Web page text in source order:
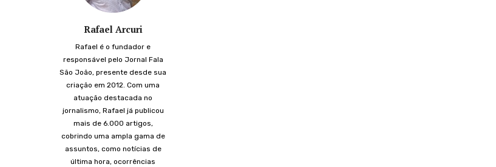
Rafael Arcuri
Rafael é o fundador e
responsável pelo Jornal Fala
São João, presente desde sua
criação em 2012. Com uma
atuação destacada no
jornalismo, Rafael já publicou
mais de 6.000 artigos,
cobrindo uma ampla gama de
assuntos, como notícias de
última hora, ocorrências